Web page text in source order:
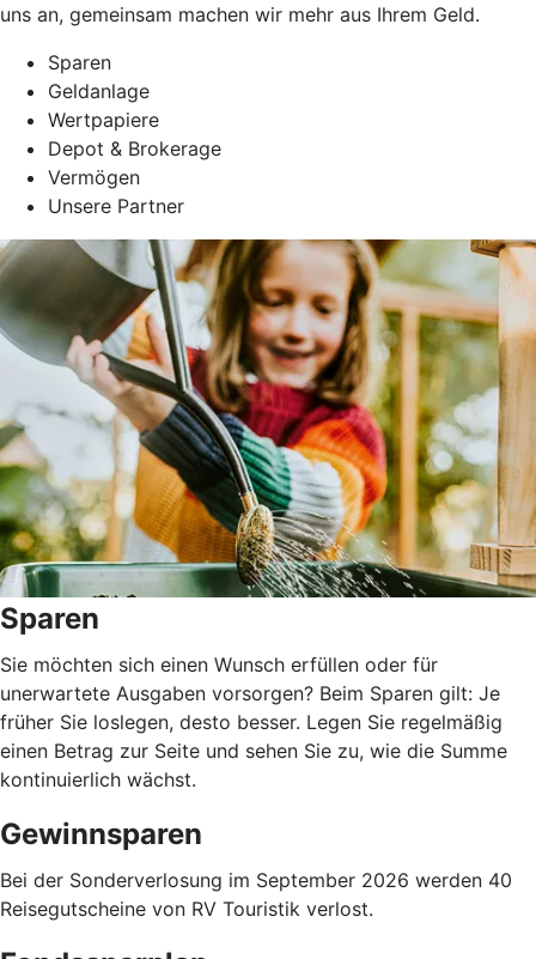
uns an, gemeinsam machen wir mehr aus Ihrem Geld.
Sparen
Geldanlage
Wertpapiere
Depot & Brokerage
Vermögen
Unsere Partner
Sparen
Sie möchten sich einen Wunsch erfüllen oder für
unerwartete Ausgaben vorsorgen? Beim Sparen gilt: Je
früher Sie loslegen, desto besser. Legen Sie regelmäßig
einen Betrag zur Seite und sehen Sie zu, wie die Summe
kontinuierlich wächst.
Gewinnsparen
Bei der Sonderverlosung im September 2026 werden 40
Reisegutscheine von RV Touristik verlost.